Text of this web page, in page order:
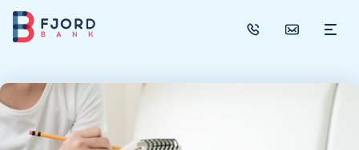
PASKOLOS
Vartojimo paskola
Paskola automobiliui